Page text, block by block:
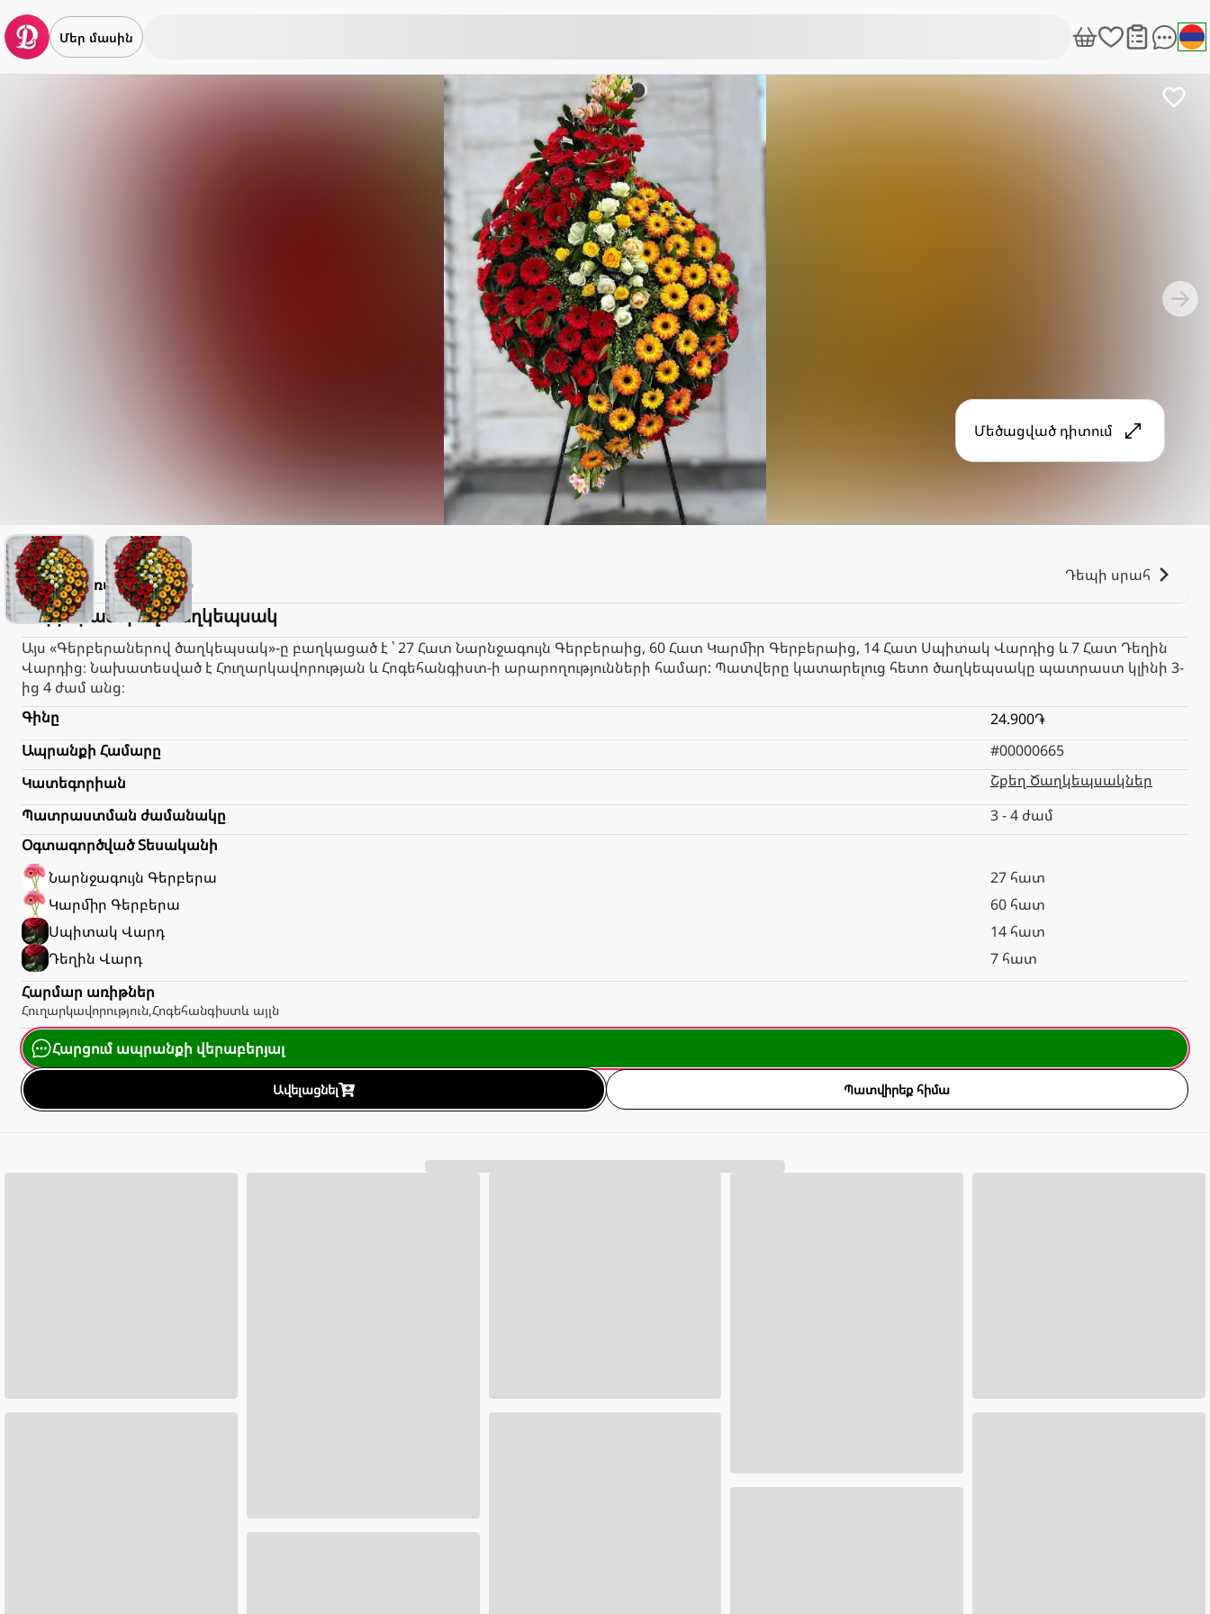
Մեր մասին
Մեծացված դիտում
Lilith
Առաքում2.000֏ Դեպի սրահ
Գերբերաներով ծաղկեպսակ
Այս «Գերբերաներով ծաղկեպսակ»-ը բաղկացած է ՝ 27 Հատ Նարնջագույն Գերբերաից, 60 Հատ Կարմիր Գերբերաից, 14 Հատ Սպիտակ Վարդից և 7 Հատ Դեղին
Վարդից։ Նախատեսված է Հուղարկավորության և Հոգեհանգիստ-ի արարողությունների համար: Պատվերը կատարելուց հետո ծաղկեպսակը պատրաստ կլինի 3-
ից 4 ժամ անց։
Գինը
24.900֏
Ապրանքի Համարը
#00000665
Կատեգորիան
Շքեղ Ծաղկեպսակներ
Պատրաստման ժամանակը
3 - 4 ժամ
Օգտագործված Տեսականի
Նարնջագույն Գերբերա
27 հատ
Կարմիր Գերբերա
60 հատ
Սպիտակ Վարդ
14 հատ
Դեղին Վարդ
7 հատ
Հարմար առիթներ
Հուղարկավորություն,Հոգեհանգիստև այլն
Հարցում ապրանքի վերաբերյալ
Ավելացնել Պատվիրեք հիմա